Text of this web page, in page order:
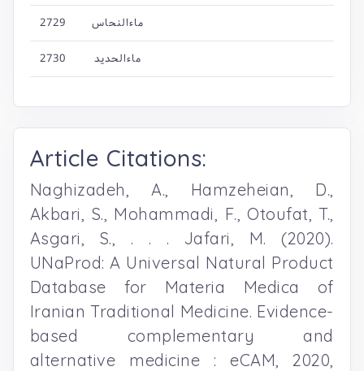
2729 ماءالنحاس
2730 ماءالحدید
Article Citations:
Naghizadeh, A., Hamzeheian, D.,
Akbari, S., Mohammadi, F., Otoufat, T.,
Asgari, S., . . . Jafari, M. (2020).
UNaProd: A Universal Natural Product
Database for Materia Medica of
Iranian Traditional Medicine. Evidence-
based complementary and
alternative medicine : eCAM, 2020,